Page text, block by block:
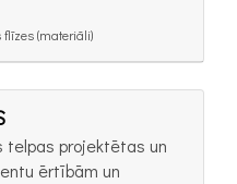
(materiāli)
telpas projektētas un
ērtībām un